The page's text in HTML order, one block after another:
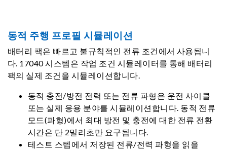
동적 주행 프로필 시뮬레이션
배터리 팩은 빠르고 불규칙적인 전류 조건에서 사용됩니
다. 17040 시스템은 작업 조건 시뮬레이터를 통해 배터리
팩의 실제 조건을 시뮬레이션합니다.
동적 충전/방전 전력 또는 전류 파형은 운전 사이클
또는 실제 응용 분야를 시뮬레이션합니다. 동적 전류
모드(파형)에서 최대 방전 및 충전에 대한 전류 전환
시간은 단 2밀리초만 요구됩니다.
테스트 스텝에서 저장된 전류/전력 파형을 읽을